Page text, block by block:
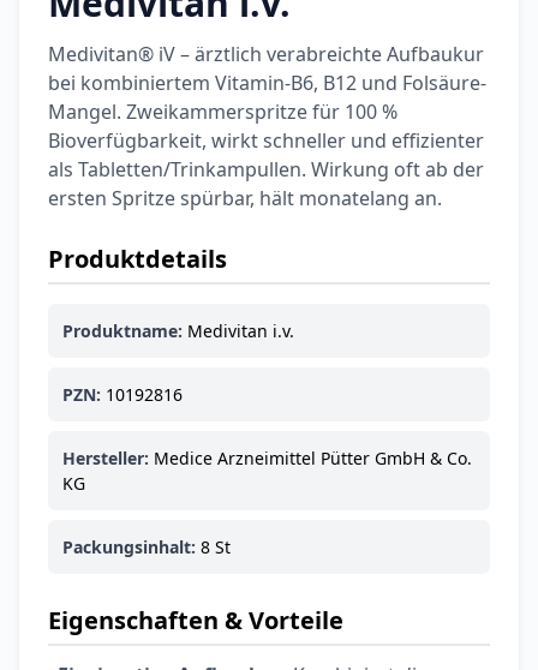
14,92 € 16,40 € -9%
ARZNEIMITTEL & GESUNDHEIT
Durex Play Feel
Gleitgel
6,74 € 7,49 € -10%
BEAUTY & PFLEGE
La Roche-Posay
Light AP+M
17,31 € 19,90 €
Pflegecreme für
BEAUTY & PFLEGE
Shampoo für
neigende Kopfhaut
12,28 €
Vagisan Milchsäure
– Zäpfchen zur
Stabilisierung
ARZNEIMITTEL & GESUNDHEIT
OHROPAX® Classic
Medivitan® iV – ärztlich verabreichte Aufbaukur
bei kombiniertem Vitamin-B6, B12 und Folsäure-
Mangel. Zweikammerspritze für 100 %
Bioverfügbarkeit, wirkt schneller und effizienter
als Tabletten/Trinkampullen. Wirkung oft ab der
ersten Spritze spürbar, hält monatelang an.
Produktdetails
Produktname: Medivitan i.v.
PZN: 10192816
Hersteller: Medice Arzneimittel Pütter GmbH & Co.
KG
Packungsinhalt: 8 St
Eigenschaften & Vorteile